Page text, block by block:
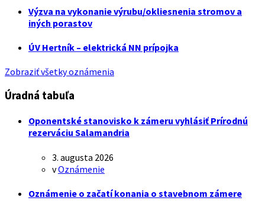
Výzva na vykonanie výrubu/okliesnenia stromov a
iných porastov
ÚV Hertník – elektrická NN prípojka
Zobraziť všetky oznámenia
Úradná tabuľa
Oponentské stanovisko k zámeru vyhlásiť Prírodnú
rezerváciu Salamandria
3. augusta 2026
vOznámenie
Oznámenie o začatí konania o stavebnom zámere